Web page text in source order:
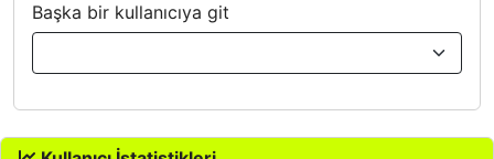
Başka bir kullanıcıya git